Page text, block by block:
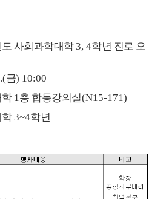
도 사회과학대학3, 4학년 진로 오
금) 10:00
학 1층 합동강의실(N15-171)
학3~4학년